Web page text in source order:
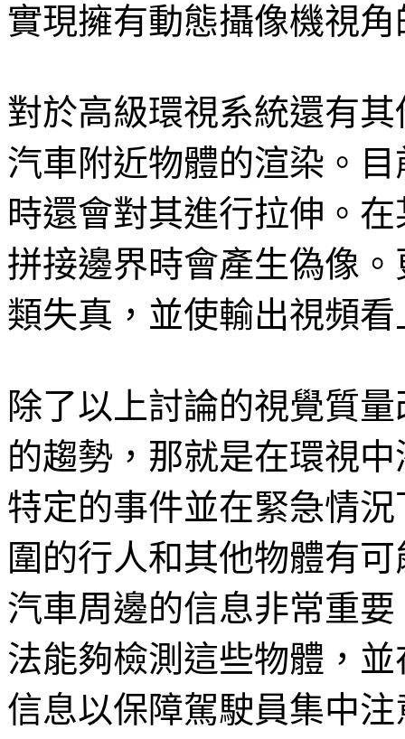
實現擁有動態攝像機視
對於高級環視系統還有
汽車附近物體的渲染。
時還會對其進行拉伸。
拼接邊界時會產生偽像
類失真，並使輸出視頻
除了以上討論的視覺質
的趨勢，那就是在環視
特定的事件並在緊急情
圍的行人和其他物體有
汽車周邊的信息非常重
法能夠檢測這些物體，
信息以保障駕駛員集中